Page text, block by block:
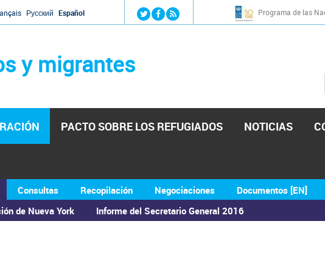
Jump to navigation
Русский Español Programa de las
y migrantes
de Nueva York Informe del Secretario General 2016
Consultas Recopilación Negociaciones Documentos [EN]
PACTO SOBRE LOS REFUGIADOS NOTICIAS